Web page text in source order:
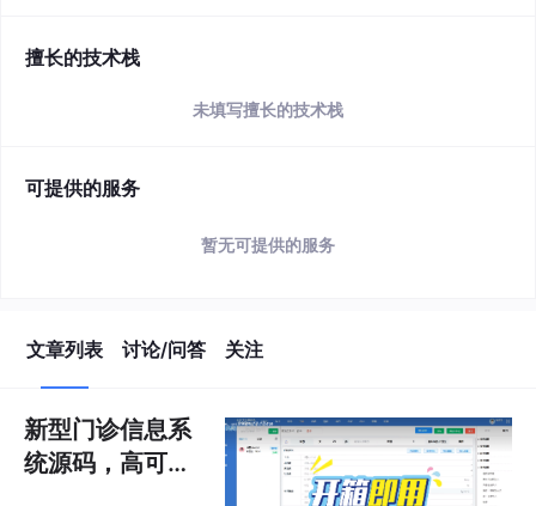
擅长的技术栈
未填写擅长的技术栈
可提供的服务
暂无可提供的服务
文章列表 讨论/问答 关注
新型门诊信息系
统源码，高可